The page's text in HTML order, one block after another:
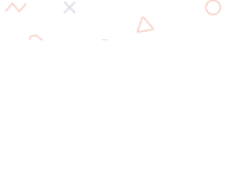
ГОСы) являются
профессиональной